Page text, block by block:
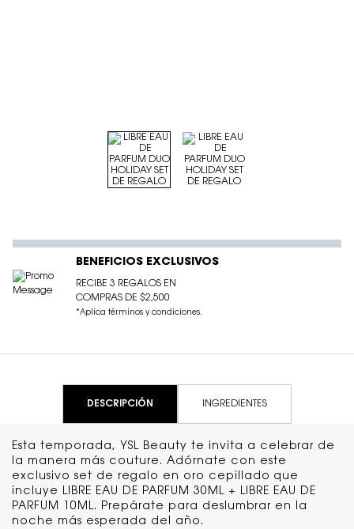
BENEFICIOS EXCLUSIVOS
RECIBE 3 REGALOS EN
COMPRAS DE $2,500
*Aplica términos y condiciones.
DESCRIPCIÓN INGREDIENTES
Esta temporada, YSL Beauty te invita a celebrar de
la manera más couture. Adórnate con este
exclusivo set de regalo en oro cepillado que
incluye LIBRE EAU DE PARFUM 30ML + LIBRE EAU DE
PARFUM 10ML. Prepárate para deslumbrar en la
noche más esperada del año.